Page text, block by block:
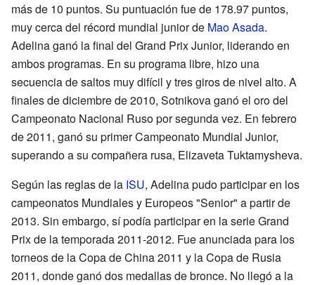
más de 10 puntos. Su puntuación fue de 178.97 puntos,
muy cerca del récord mundial junior de Mao Asada.
Adelina ganó la final del Grand Prix Junior, liderando en
ambos programas. En su programa libre, hizo una
secuencia de saltos muy difícil y tres giros de nivel alto. A
finales de diciembre de 2010, Sotnikova ganó el oro del
Campeonato Nacional Ruso por segunda vez. En febrero
de 2011, ganó su primer Campeonato Mundial Junior,
superando a su compañera rusa, Elizaveta Tuktamysheva.
Según las reglas de la ISU, Adelina pudo participar en los
campeonatos Mundiales y Europeos "Senior" a partir de
2013. Sin embargo, sí podía participar en la serie Grand
Prix de la temporada 2011-2012. Fue anunciada para los
torneos de la Copa de China 2011 y la Copa de Rusia
2011, donde ganó dos medallas de bronce. No llegó a la